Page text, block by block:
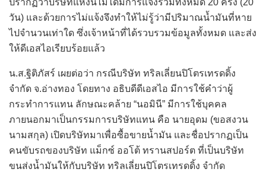
ปรากฏว่าบริษัทแห่งนี้ไม่ได้มีการแจ้งรวมทั้งหมด 20 ครั้ง (20
วัน) และด้วยการไม่แจ้งจึงทำให้ไม่รู้ว่ามีปริมาณน้ำมันที่หาย
ไปจำนวนเท่าใด ซึ่งเจ้าหน้าที่ได้รวบรวมข้อมูลทั้งหมด และส่ง
ให้ดีเอสไอเรียบร้อยแล้ว
น.ส.ฐิติภัสร์ เผยต่อว่า กรณีบริษัท ทริลเลี่ยนปิโตรเทรดดิ้ง
จำกัด จ.อ่างทอง โดยทาง อธิบดีดีเอสไอ มีการใช้คำว่าผู้
กระทำการแทน ลักษณะคล้าย “นอมินี” มีการใช้บุคคล
ภายนอกมาเป็นกรรมการบริษัทแทน คือ นายอุดม (ขอสงวน
นามสกุล) เปิดบริษัทมาเพื่อซื้อขายน้ำมัน และชื่อปรากฏเป็น
คนขับรถของบริษัท แม็กซ์ ออโต้ ทรานสปอร์ต ที่เป็นบริษัท
ขนส่งน้ำมันให้กับบริษัท ทริลเลี่ยนปิโตรเทรดดิ้ง จำกัด